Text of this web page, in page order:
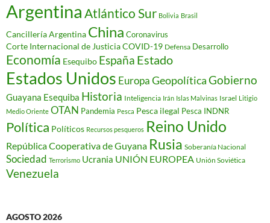
Argentina Atlántico Sur Bolivia Brasil
Cancillería Argentina China Coronavirus
Corte Internacional de JusticiaCOVID-19 Defensa Desarrollo
Economía Esequibo España Estado
Estados Unidos EuropaGeopolíticaGobierno
Guayana Esequiba Historia Inteligencia Irán Islas Malvinas Israel Litigio
Medio Oriente OTAN Pandemia Pesca Pesca ilegal Pesca INDNR
Política Políticos Recursos pesqueros Reino Unido
República Cooperativa de Guyana Rusia Soberanía Nacional
Sociedad Terrorismo Ucrania UNIÓN EUROPEA Unión Soviética
Venezuela
AGOSTO 2026